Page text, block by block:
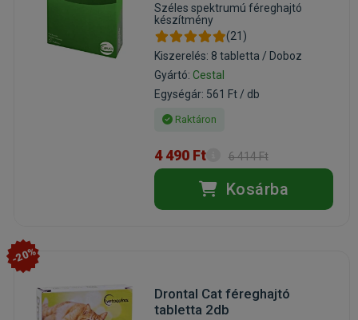
Széles spektrumú féreghajtó
készítmény
(21)
Kiszerelés: 8 tabletta / Doboz
Gyártó: Cestal
Egységár: 561 Ft / db
Raktáron
4 490 Ft 6 414 Ft
Kosárba
-20%
Drontal Cat féreghajtó
tabletta 2db